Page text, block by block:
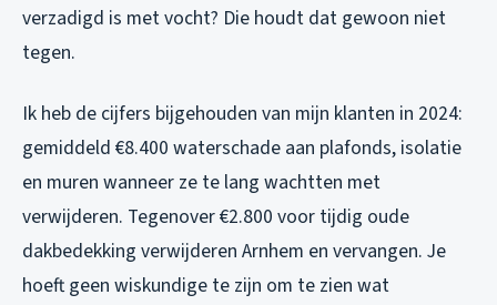
verzadigd is met vocht? Die houdt dat gewoon niet
tegen.
Ik heb de cijfers bijgehouden van mijn klanten in 2024:
gemiddeld €8.400 waterschade aan plafonds, isolatie
en muren wanneer ze te lang wachtten met
verwijderen. Tegenover €2.800 voor tijdig oude
dakbedekking verwijderen Arnhem en vervangen. Je
hoeft geen wiskundige te zijn om te zien wat